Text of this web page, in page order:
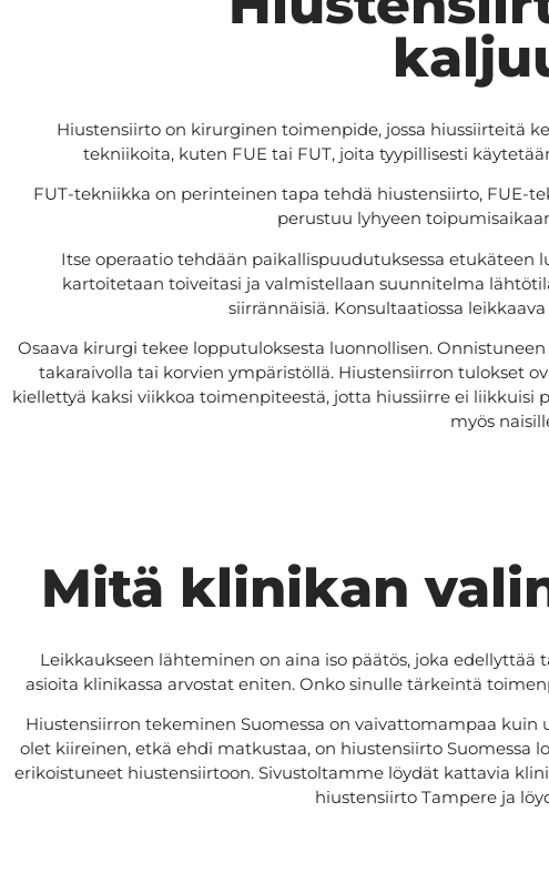
Hiustensiirto on kirurginen toimenpide, jossa hiussiirteitä
tekniikoita, kuten FUE tai FUT, joita tyypillisesti
FUT-tekniikka on perinteinen tapa tehdä hiustensiirto, FUE-
perustuu lyhyeen
Itse operaatio tehdään paikallispuudutuksessa
kartoitetaan toiveitasi ja valmistellaan suunnitelma
siirrännäisiä. Konsultaatiossa
Osaava kirurgi tekee lopputuloksesta luonnollisen.
takaraivolla tai korvien ympäristöllä. Hiustensiirron tulokset
kiellettyä kaksi viikkoa toimenpiteestä, jotta hiussiirre ei
myös
Mitä klinikan
Leikkaukseen lähteminen on aina iso päätös, joka
asioita klinikassa arvostat eniten. Onko sinulle tärkeintä
Hiustensiirron tekeminen Suomessa on vaivattomampaa
olet kiireinen, etkä ehdi matkustaa, on hiustensiirto Suomessa
erikoistuneet hiustensiirtoon. Sivustoltamme löydät kattavia
hiustensiirto Tampere ja